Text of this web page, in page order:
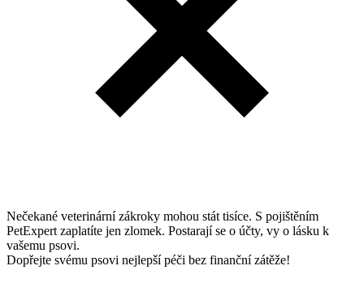
Nečekané veterinární zákroky mohou stát tisíce. S pojištěním
PetExpert zaplatíte jen zlomek. Postarají se o účty, vy o lásku k
vašemu psovi.
Dopřejte svému psovi nejlepší péči bez finanční zátěže!